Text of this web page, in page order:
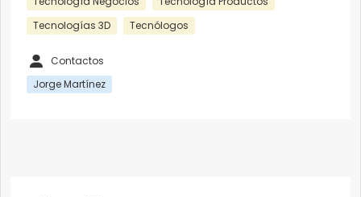
Tecnologías 3D
Tecnólogos
Contactos
Jorge Martínez